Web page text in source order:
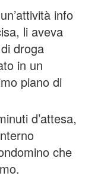
info
li aveva
di droga
in un
piano di
d’attesa,
che